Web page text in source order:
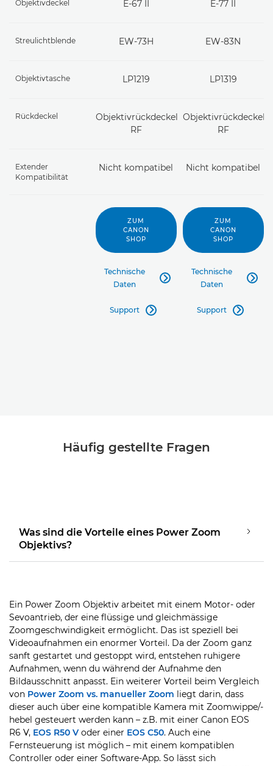
Objektivdeckel E-67 II E-77 II
Streulichtblende EW-73H EW-83N
Objektivtasche LP1219 LP1319
Rückdeckel
Objektivrückdeckel
RF
Objektivrückdeckel
RF
Extender
Kompatibilität
Nicht kompatibel Nicht kompatibel
ZUM
CANON
SHOP
Technische
Daten

Support 
ZUM
CANON
SHOP
Technische
Daten

Support 
Häufig gestellte Fragen
Was sind die Vorteile eines Power Zoom
Objektivs?
Ein Power Zoom Objektiv arbeitet mit einem Motor- oder
Sevoantrieb, der eine flüssige und gleichmässige
Zoomgeschwindigkeit ermöglicht. Das ist speziell bei
Videoaufnahmen ein enormer Vorteil. Da der Zoom ganz
sanft gestartet und gestoppt wird, entstehen ruhigere
Aufnahmen, wenn du während der Aufnahme den
Bildausschnitt anpasst. Ein weiterer Vorteil beim Vergleich
von Power Zoom vs. manueller Zoom liegt darin, dass
dieser auch über eine kompatible Kamera mit Zoomwippe/-
hebel gesteuert werden kann – z.B. mit einer Canon EOS
R6 V, EOS R50 V oder einer EOS C50. Auch eine
Fernsteuerung ist möglich – mit einem kompatiblen
Controller oder einer Software-App. So lässt sich